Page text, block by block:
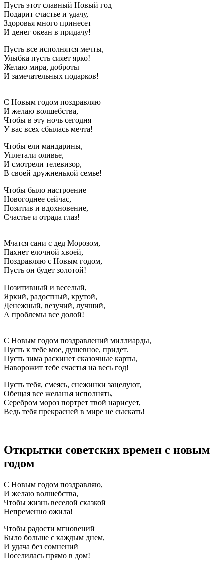
Пусть этот славный Новый год
Подарит счастье и удачу,
Здоровья много принесет
И денег океан в придачу!
Пусть все исполнятся мечты,
Улыбка пусть сияет ярко!
Желаю мира, доброты
И замечательных подарков!
С Новым годом поздравляю
И желаю волшебства,
Чтобы в эту ночь сегодня
У вас всех сбылась мечта!
Чтобы ели мандарины,
Уплетали оливье,
И смотрели телевизор,
В своей дружненькой семье!
Чтобы было настроение
Новогоднее сейчас,
Позитив и вдохновение,
Счастье и отрада глаз!
Мчатся сани с дед Морозом,
Пахнет елочной хвоей,
Поздравляю с Новым годом,
Пусть он будет золотой!
Позитивный и веселый,
Яркий, радостный, крутой,
Денежный, везучий, лучший,
А проблемы все долой!
С Новым годом поздравлений миллиарды,
Пусть к тебе мое, душевное, придет.
Пусть зима раскинет сказочные карты,
Наворожит тебе счастья на весь год!
Пусть тебя, смеясь, снежинки зацелуют,
Обещая все желанья исполнять,
Серебром мороз портрет твой нарисует,
Ведь тебя прекрасней в мире не сыскать!
Открытки советских времен с новым
годом
С Новым годом поздравляю,
И желаю волшебства,
Чтобы жизнь веселой сказкой
Непременно ожила!
Чтобы радости мгновений
Было больше с каждым днем,
И удача без сомнений
Поселилась прямо в дом!